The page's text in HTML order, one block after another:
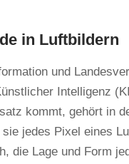
in Luftbildern
und
Intelligenz
kommt, gehört in
jedes Pixel eines
die Lage und Form